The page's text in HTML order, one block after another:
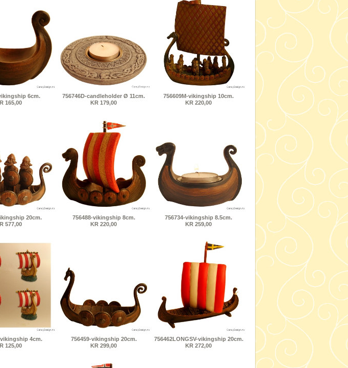
6cm.
165,00
756746D-candleholder Ø 11cm.
KR 179,00
756609M-vikingship 10cm.
KR 220,00
20cm.
577,00
756488-vikingship 8cm.
KR 220,00
756734-vikingship 8.5cm.
KR 259,00
4cm.
125,00
756459-vikingship 20cm.
KR 299,00
756462LONGSV-vikingship 20cm.
KR 272,00